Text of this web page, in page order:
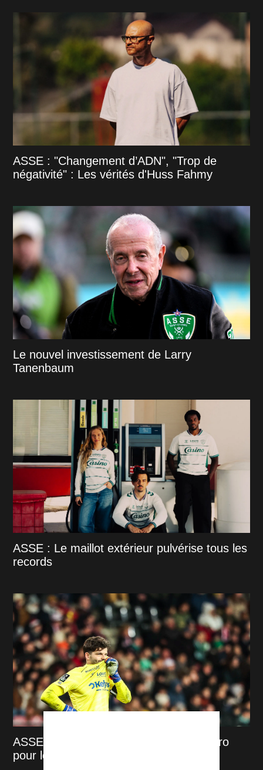
ASSE : "Changement d’ADN", "Trop de
négativité" : Les vérités d'Huss Fahmy
Le nouvel investissement de Larry
Tanenbaum
ASSE : Le maillot extérieur pulvérise tous les
records
ASSE : la vraie raison du choix de Cathro
pour le capitanat